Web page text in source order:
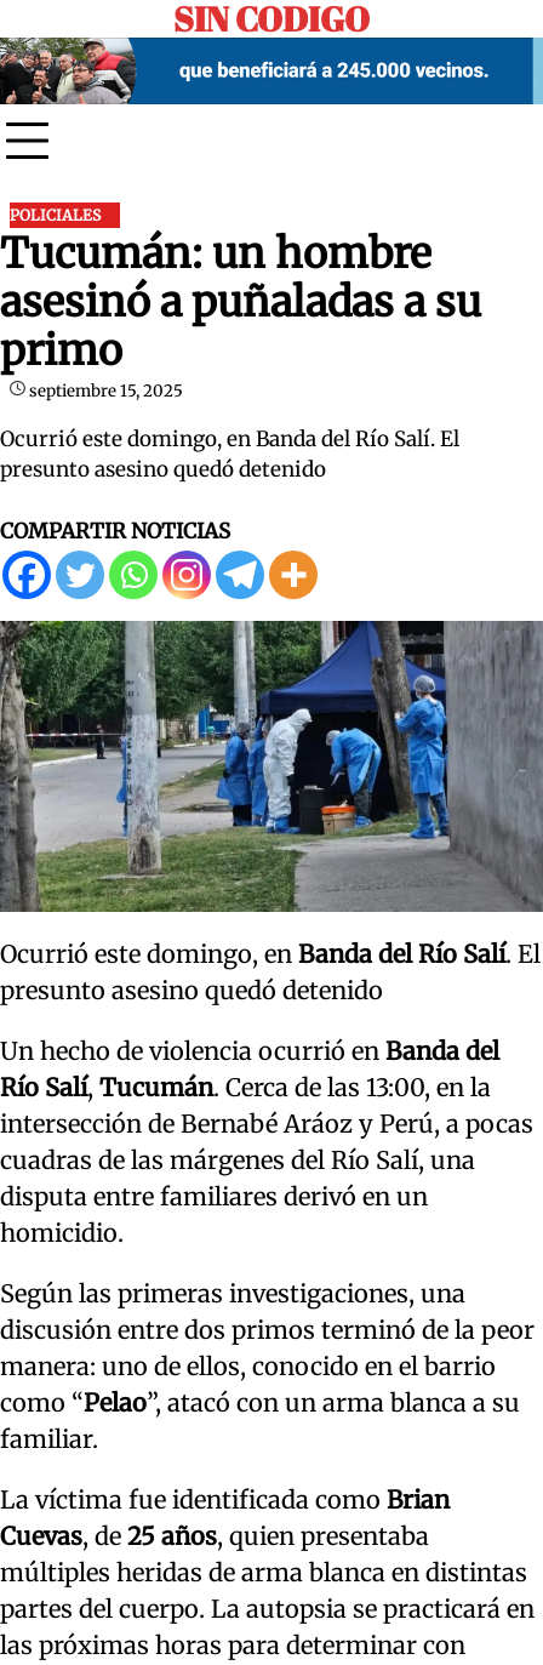
to
content
SIN CODIGO
POLICIALES
Tucumán: un hombre
asesinó a puñaladas a su
primo
septiembre 15, 2025
Ocurrió este domingo, en Banda del Río Salí. El
presunto asesino quedó detenido
COMPARTIR NOTICIAS
Ocurrió este domingo, en Banda del Río Salí. El
presunto asesino quedó detenido
Un hecho de violencia ocurrió en Banda del
Río Salí, Tucumán. Cerca de las 13:00, en la
intersección de Bernabé Aráoz y Perú, a pocas
cuadras de las márgenes del Río Salí, una
disputa entre familiares derivó en un
homicidio.
Según las primeras investigaciones, una
discusión entre dos primos terminó de la peor
manera: uno de ellos, conocido en el barrio
como “Pelao”, atacó con un arma blanca a su
familiar.
La víctima fue identificada como Brian
Cuevas, de 25 años, quien presentaba
múltiples heridas de arma blanca en distintas
partes del cuerpo. La autopsia se practicará en
las próximas horas para determinar con